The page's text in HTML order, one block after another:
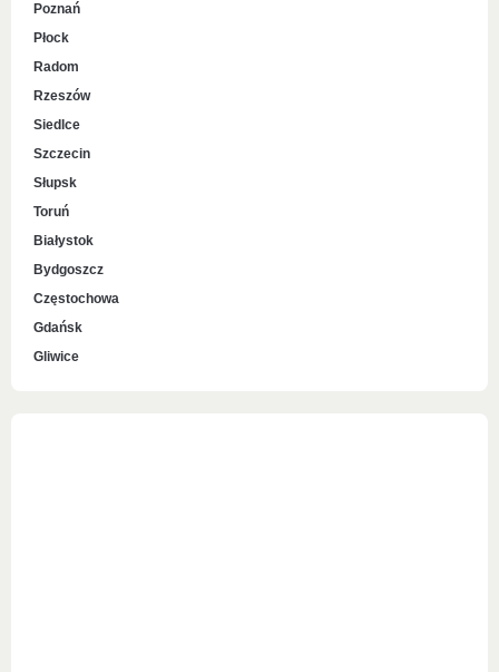
Poznań
Płock
Radom
Rzeszów
Siedlce
Szczecin
Słupsk
Toruń
Białystok
Bydgoszcz
Częstochowa
Gdańsk
Gliwice